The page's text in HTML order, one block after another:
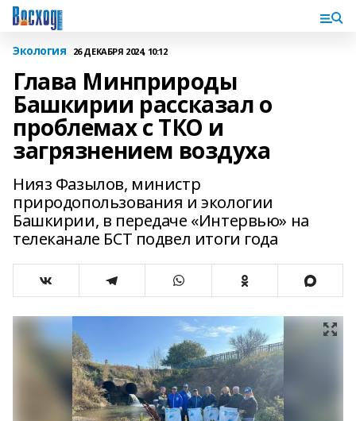
Экология 26 ДЕКАБРЯ 2024, 10:12
Глава Минприроды
Башкирии рассказал о
проблемах с ТКО и
загрязнением воздуха
Нияз Фазылов, министр
природопользования и экологии
Башкирии, в передаче «Интервью» на
телеканале БСТ подвел итоги года